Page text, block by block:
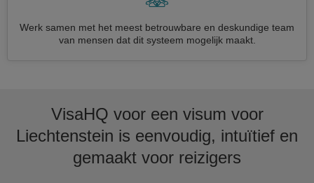
Werk samen met het meest betrouwbare en deskundige team
van mensen dat dit systeem mogelijk maakt.
VisaHQ voor een visum voor
Liechtenstein is eenvoudig, intuïtief en
gemaakt voor reizigers